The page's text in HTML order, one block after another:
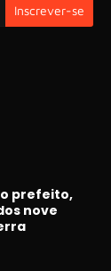
prefeito,
nove